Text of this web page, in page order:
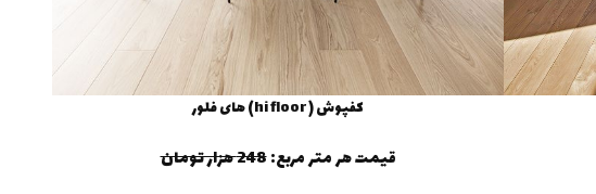
کفپوش ( hi floor) های فلور
قیمت هر متر مربع:248 هزار تومان